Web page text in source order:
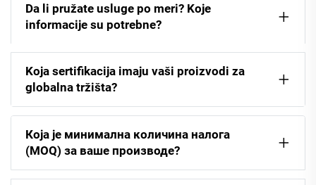
Da li pružate usluge po meri? Koje
informacije su potrebne?
Koja sertifikacija imaju vaši proizvodi za
globalna tržišta?
Која је минимална количина налога
(MOQ) за ваше производе?